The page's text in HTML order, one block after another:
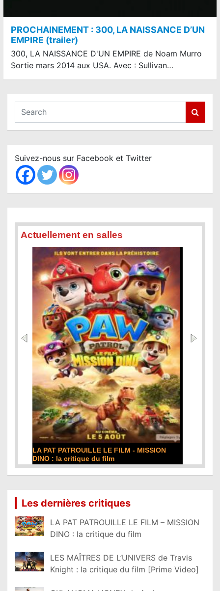
PROCHAINEMENT : 300, LA NAISSANCE D’UN
EMPIRE (trailer)
300, LA NAISSANCE D'UN EMPIRE de Noam Murro
Sortie mars 2014 aux USA. Avec : Sullivan…
a
c
h
Suivez-nous sur Facebook et Twitter
Actuellement en salles
LA PAT PATROUILLE LE FILM - MISSION
DINO : la critique du film
Les dernières critiques
LA PAT PATROUILLE LE FILM – MISSION
DINO : la critique du film
LES MAÎTRES DE L’UNIVERS de Travis
Knight : la critique du film [Prime Video]